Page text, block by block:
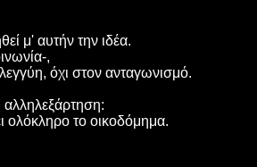
μ' αυτήν την ιδέα.
,
όχι στον ανταγωνισμό.
αλληλεξάρτηση:
ολόκληρο το οικοδόμημα.